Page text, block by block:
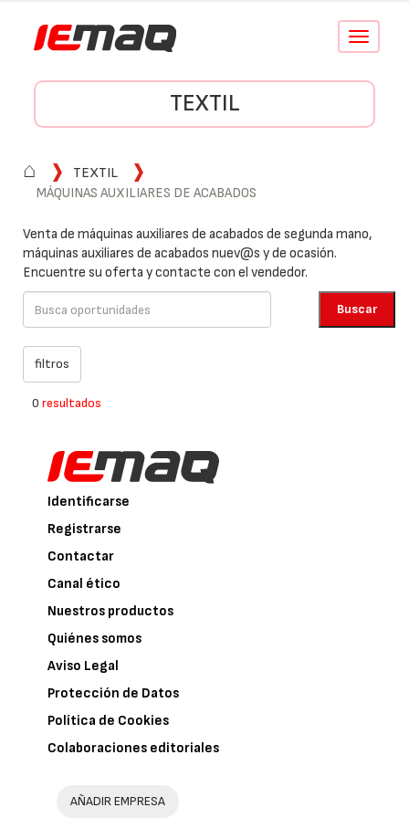
Conmutar
TEXTIL
⌂
TEXTIL
MÁQUINAS AUXILIARES DE ACABADOS
Venta de máquinas auxiliares de acabados de segunda mano,
máquinas auxiliares de acabados nuev@s y de ocasión.
Encuentre su oferta y contacte con el vendedor.
0 resultados
Identificarse
Registrarse
Contactar
Canal ético
Nuestros productos
Quiénes somos
Aviso Legal
Protección de Datos
Política de Cookies
Colaboraciones editoriales
AÑADIR EMPRESA